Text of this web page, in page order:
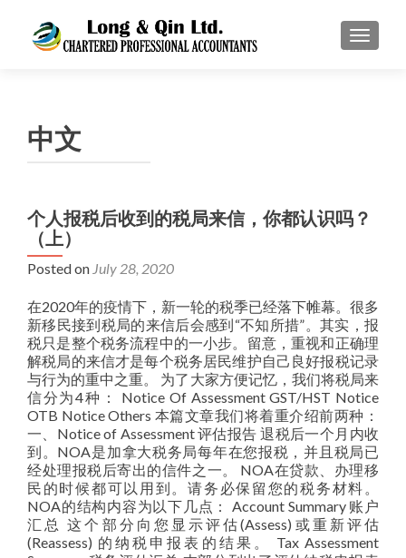
中文
个人报税后收到的税局来信，你都认识吗？
（上）
Posted on July 28, 2020
​在2020年的疫情下，新一轮的税季已经落下帷幕。很多
新移民接到税局的来信后会感到“不知所措”。其实，报
税只是整个税务流程中的一小步。留意，重视和正确理
解税局的来信才是每个税务居民维护自己良好报税记录
与行为的重中之重。 为了大家方便记忆，我们将税局来
信分为4种： Notice Of Assessment GST/HST Notice
OTB Notice Others 本篇文章我们将着重介绍前两种：
一、Notice of Assessment 评估报告 退税后一个月内收
到。NOA是加拿大税务局每年在您报税，并且税局已
经处理报税后寄出的信件之一。 NOA在贷款、办理移
民的时候都可以用到。请务必保留您的税务材料。
NOA的结构内容为以下几点： Account Summary 账户
汇总 这个部分向您显示评估(Assess)或重新评估
(Reassess) 的纳税申报表的结果。 Tax Assessment